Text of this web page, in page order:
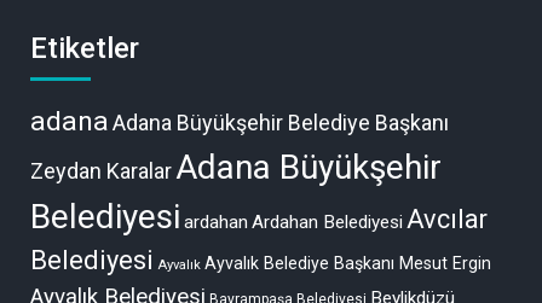
Etiketler
adanaAdana Büyükşehir Belediye Başkanı
Zeydan KaralarAdana Büyükşehir
Belediyesi ardahan Ardahan Belediyesi Avcılar
Belediyesi Ayvalık Ayvalık Belediye Başkanı Mesut Ergin
Ayvalık Belediyesi Bayrampaşa Belediyesi Beylikdüzü